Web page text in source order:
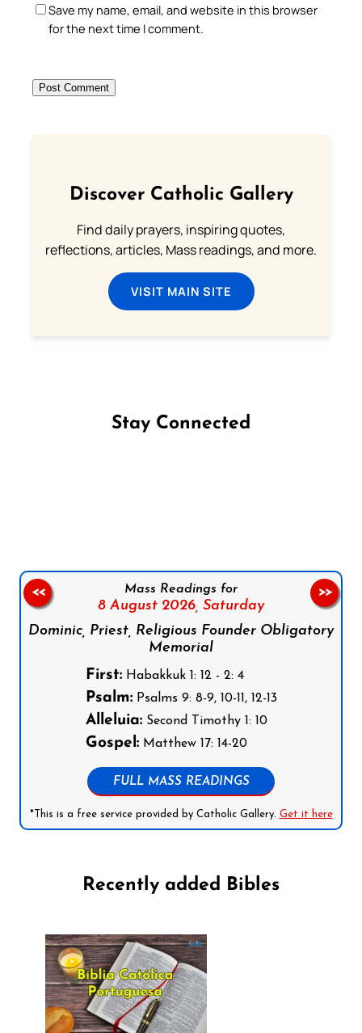
Save my name, email, and website in this browser
for the next time I comment.
Discover Catholic Gallery
Find daily prayers, inspiring quotes,
reflections, articles, Mass readings, and more.
VISIT MAIN SITE
Stay Connected
Mass Readings for
8 August 2026, Saturday
Dominic, Priest, Religious Founder Obligatory
Memorial
First:Habakkuk 1: 12 - 2: 4
Psalm:Psalms 9: 8-9, 10-11, 12-13
Alleluia:Second Timothy 1: 10
Gospel:Matthew 17: 14-20
FULL MASS READINGS
*This is a free service provided by Catholic Gallery. Get it here
<< >>
Recently added Bibles